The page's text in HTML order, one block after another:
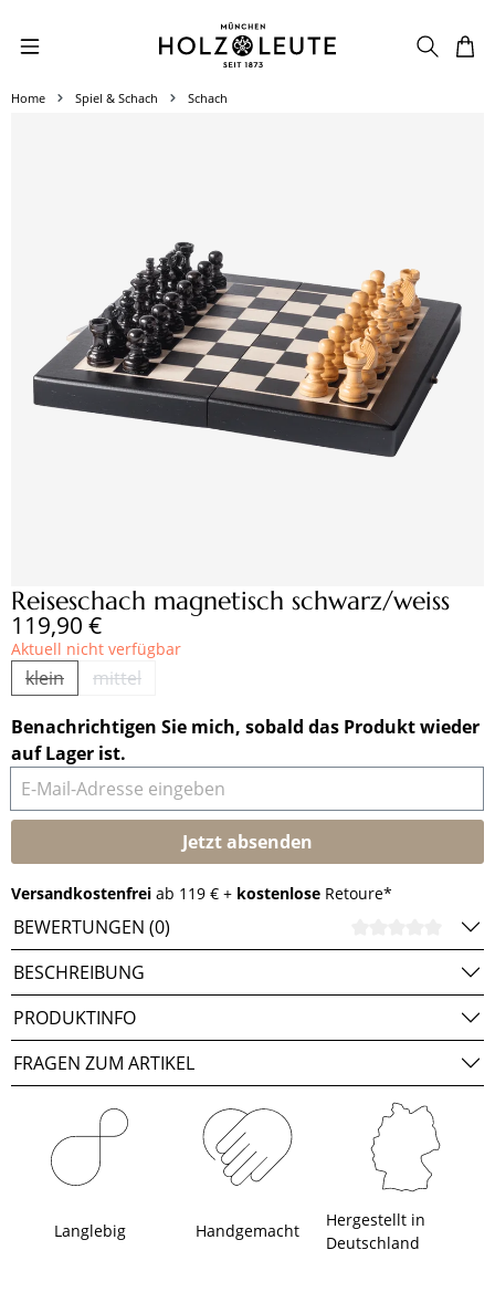
Zum Hauptinhalt springen
Home Spiel & Schach Schach
Reiseschach magnetisch schwarz/weiss
Regulärer Preis:
119,90 €
Aktuell nicht verfügbar
klein(Diese Option ist zurzeit nicht verfügbar.)
mittel(Diese Option ist zurzeit nicht verfügbar.)
Benachrichtigen Sie mich, sobald das Produkt wieder
auf Lager ist.
E-Mail-Adresse eingeben
Jetzt absenden
Versandkostenfrei ab 119 € + kostenlose Retoure*
BEWERTUNGEN (0)
BESCHREIBUNG
PRODUKTINFO
FRAGEN ZUM ARTIKEL
Langlebig Handgemacht
Hergestellt in
Deutschland